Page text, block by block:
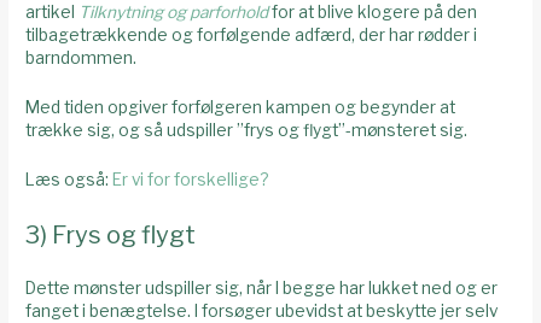
artikel
Tilknytning og parforholdfor at blive klogere på den
tilbagetrækkende og forfølgende adfærd, der har rødder i
barndommen.
Med tiden opgiver forfølgeren kampen og begynder at
trække sig, og så udspiller ”frys og flygt”-mønsteret sig.
Læs også:Er vi for forskellige?
3) Frys og flygt
Dette mønster udspiller sig, når I begge har lukket ned og er
fanget i benægtelse. I forsøger ubevidst at beskytte jer selv